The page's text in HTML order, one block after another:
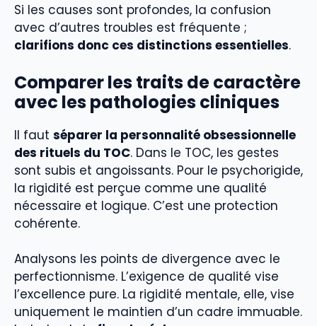
Si les causes sont profondes, la confusion
avec d’autres troubles est fréquente ;
clarifions donc ces distinctions essentielles.
Comparer les traits de caractère
avec les pathologies cliniques
Il faut séparer la personnalité obsessionnelle
des rituels du TOC. Dans le TOC, les gestes
sont subis et angoissants. Pour le psychorigide,
la rigidité est perçue comme une qualité
nécessaire et logique. C’est une protection
cohérente.
Analysons les points de divergence avec le
perfectionnisme. L’exigence de qualité vise
l’excellence pure. La rigidité mentale, elle, vise
uniquement le maintien d’un cadre immuable.